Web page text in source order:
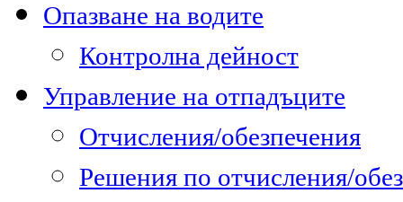
Опазване на водите
Контролна дейност
Управление на отпадъците
Отчисления/обезпечения
Решения по отчисления/